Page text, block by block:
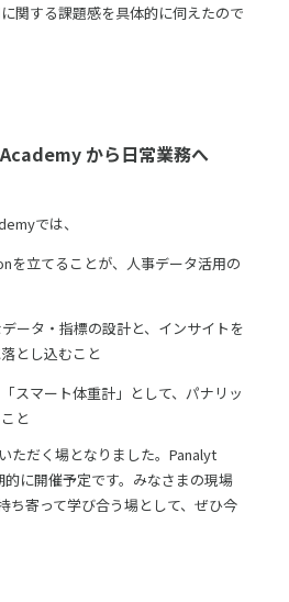
関する課題感を具体的に伺えたので
から日常業務へ
では、
を立てることが、人事データ活用の
ータ・指標の設計と、インサイトを
とし込むこと
スマート体重計」として、パナリッ
と
ただく場となりました。Panalyt
に開催予定です。みなさまの現場
ち寄って学び合う場として、ぜひ今